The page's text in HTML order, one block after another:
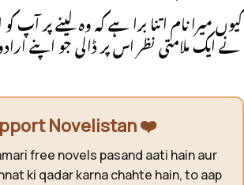
نے ايک ملامتی نظر اس پر ڈالی جو اپنے
Novelistan ❤️
free novels pasand aati hain aur
ki qadar karna chahte hain, to aap